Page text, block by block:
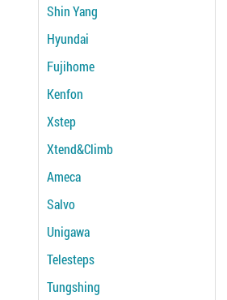
Shin Yang
Hyundai
Fujihome
Kenfon
Xstep
Xtend&Climb
Ameca
Salvo
Unigawa
Telesteps
Tungshing